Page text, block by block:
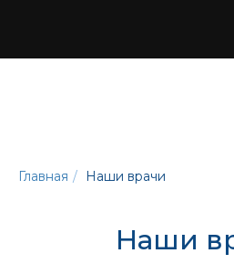
Главная / Наши врачи
Наши